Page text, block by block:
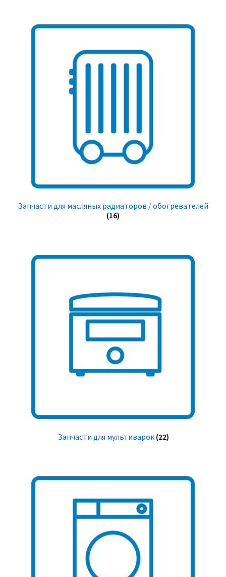
Запчасти для масляных радиаторов / обогревателей
(16)
Запчасти для мультиварок (22)